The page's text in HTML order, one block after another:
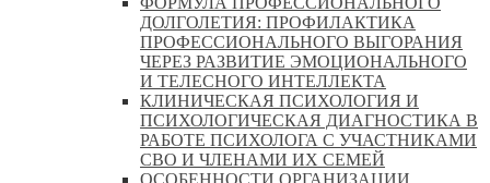
ДОЛГОЛЕТИЯ: ПРОФИЛАКТИКА
ПРОФЕССИОНАЛЬНОГО ВЫГОРАНИЯ
ЧЕРЕЗ РАЗВИТИЕ ЭМОЦИОНАЛЬНОГО
И ТЕЛЕСНОГО ИНТЕЛЛЕКТА
КЛИНИЧЕСКАЯ ПСИХОЛОГИЯ И
ПСИХОЛОГИЧЕСКАЯ ДИАГНОСТИКА В
РАБОТЕ ПСИХОЛОГА С УЧАСТНИКАМИ
СВО И ЧЛЕНАМИ ИХ СЕМЕЙ
ОСОБЕННОСТИ ОРГАНИЗАЦИИ